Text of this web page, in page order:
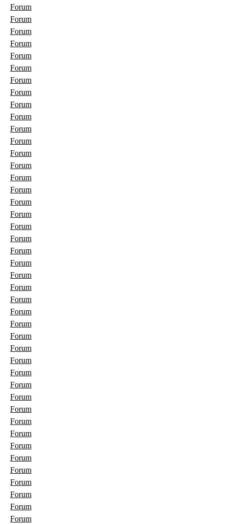
Forum
Forum
Forum
Forum
Forum
Forum
Forum
Forum
Forum
Forum
Forum
Forum
Forum
Forum
Forum
Forum
Forum
Forum
Forum
Forum
Forum
Forum
Forum
Forum
Forum
Forum
Forum
Forum
Forum
Forum
Forum
Forum
Forum
Forum
Forum
Forum
Forum
Forum
Forum
Forum
Forum
Forum
Forum